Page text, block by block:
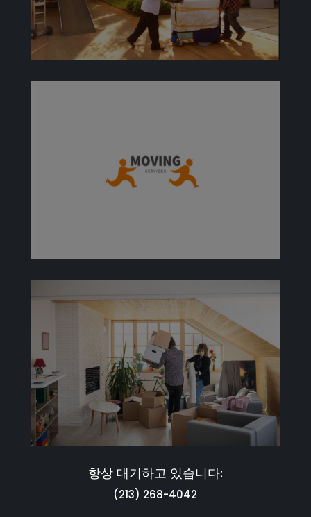
항상 대기하고 있습니다:
(213) 268-4042